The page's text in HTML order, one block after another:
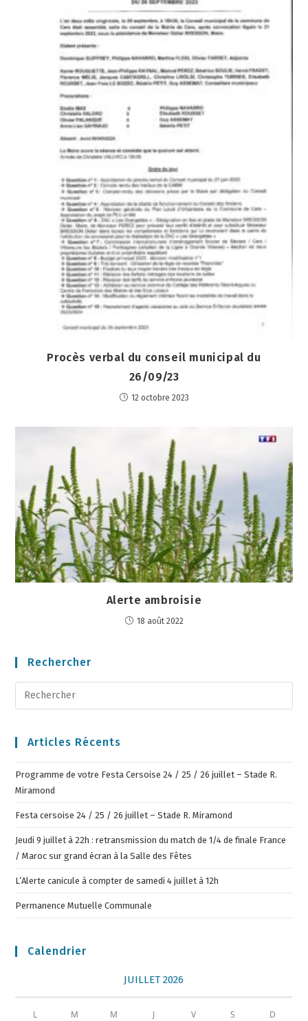
Procès verbal du conseil municipal du
26/09/23
12 octobre 2023
Alerte ambroisie
18 août 2022
Rechercher
Articles Récents
Programme de votre Festa Cersoise 24 / 25 / 26 juillet – Stade R.
Miramond
Festa cersoise 24 / 25 / 26 juillet – Stade R. Miramond
Jeudi 9 juillet à 22h : retransmission du match de 1/4 de finale France
/ Maroc sur grand écran à la Salle des Fêtes
L’Alerte canicule à compter de samedi 4 juillet à 12h
Permanence Mutuelle Communale
Calendrier
JUILLET 2026
L M M J V S D